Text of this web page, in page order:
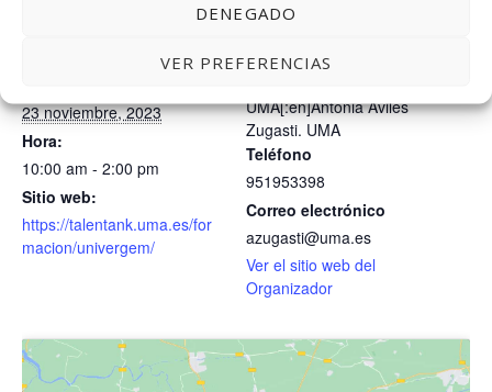
DENEGADO
VER PREFERENCIAS
23 noviembre, 2023
Hora:
10:00 am - 2:00 pm
Sitio web:
https://talentank.uma.es/for
macion/univergem/
UMA[:en]Antonia Avilés
Zugasti. UMA
Teléfono
951953398
Correo electrónico
azugasti@uma.es
Ver el sitio web del
Organizador